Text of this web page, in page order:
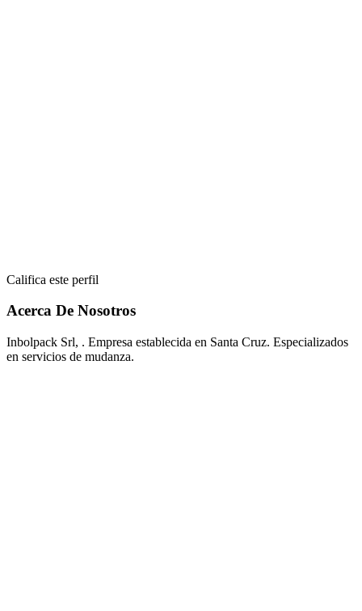
Califica este perfil
Acerca De Nosotros
Inbolpack Srl, . Empresa establecida en Santa Cruz. Especializados
en servicios de mudanza.